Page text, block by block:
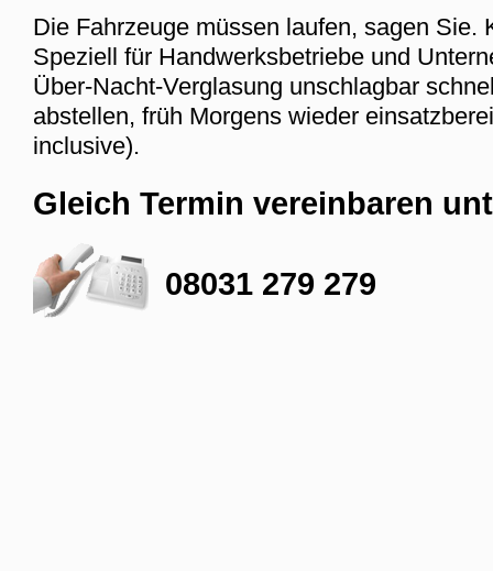
Die Fahrzeuge müssen laufen, sagen Sie.
Speziell für Handwerksbetriebe und
Über-Nacht-Verglasung unschlagbar
abstellen, früh Morgens wieder
inclusive).
Gleich Termin vereinbaren
08031 279 279